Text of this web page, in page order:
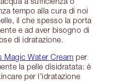
tempo alla cura di noi
il che spesso la porta
e ad aver bisogno di
di idratazione.
Magic Water Cream per
la pelle disidratata: è
per l'idratazione